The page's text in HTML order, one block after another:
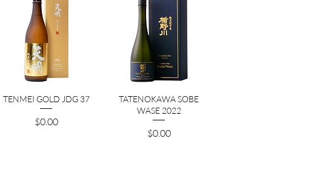
クイックビュー
TENMEI GOLD JDG 37
価格
$0.00
クイックビュー
TATENOKAWA SOBE
WASE 2022
価格
$0.00